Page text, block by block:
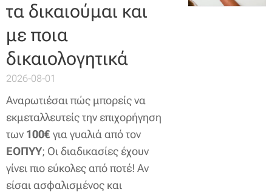
τα δικαιούμαι και
με ποια
δικαιολογητικά
2026-08-01
Αναρωτιέσαι πώς μπορείς να
εκμεταλλευτείς την επιχορήγηση
των 100€για γυαλιά από τον
ΕΟΠΥΥ; Οι διαδικασίες έχουν
γίνει πιο εύκολες από ποτέ! Αν
είσαι ασφαλισμένος και